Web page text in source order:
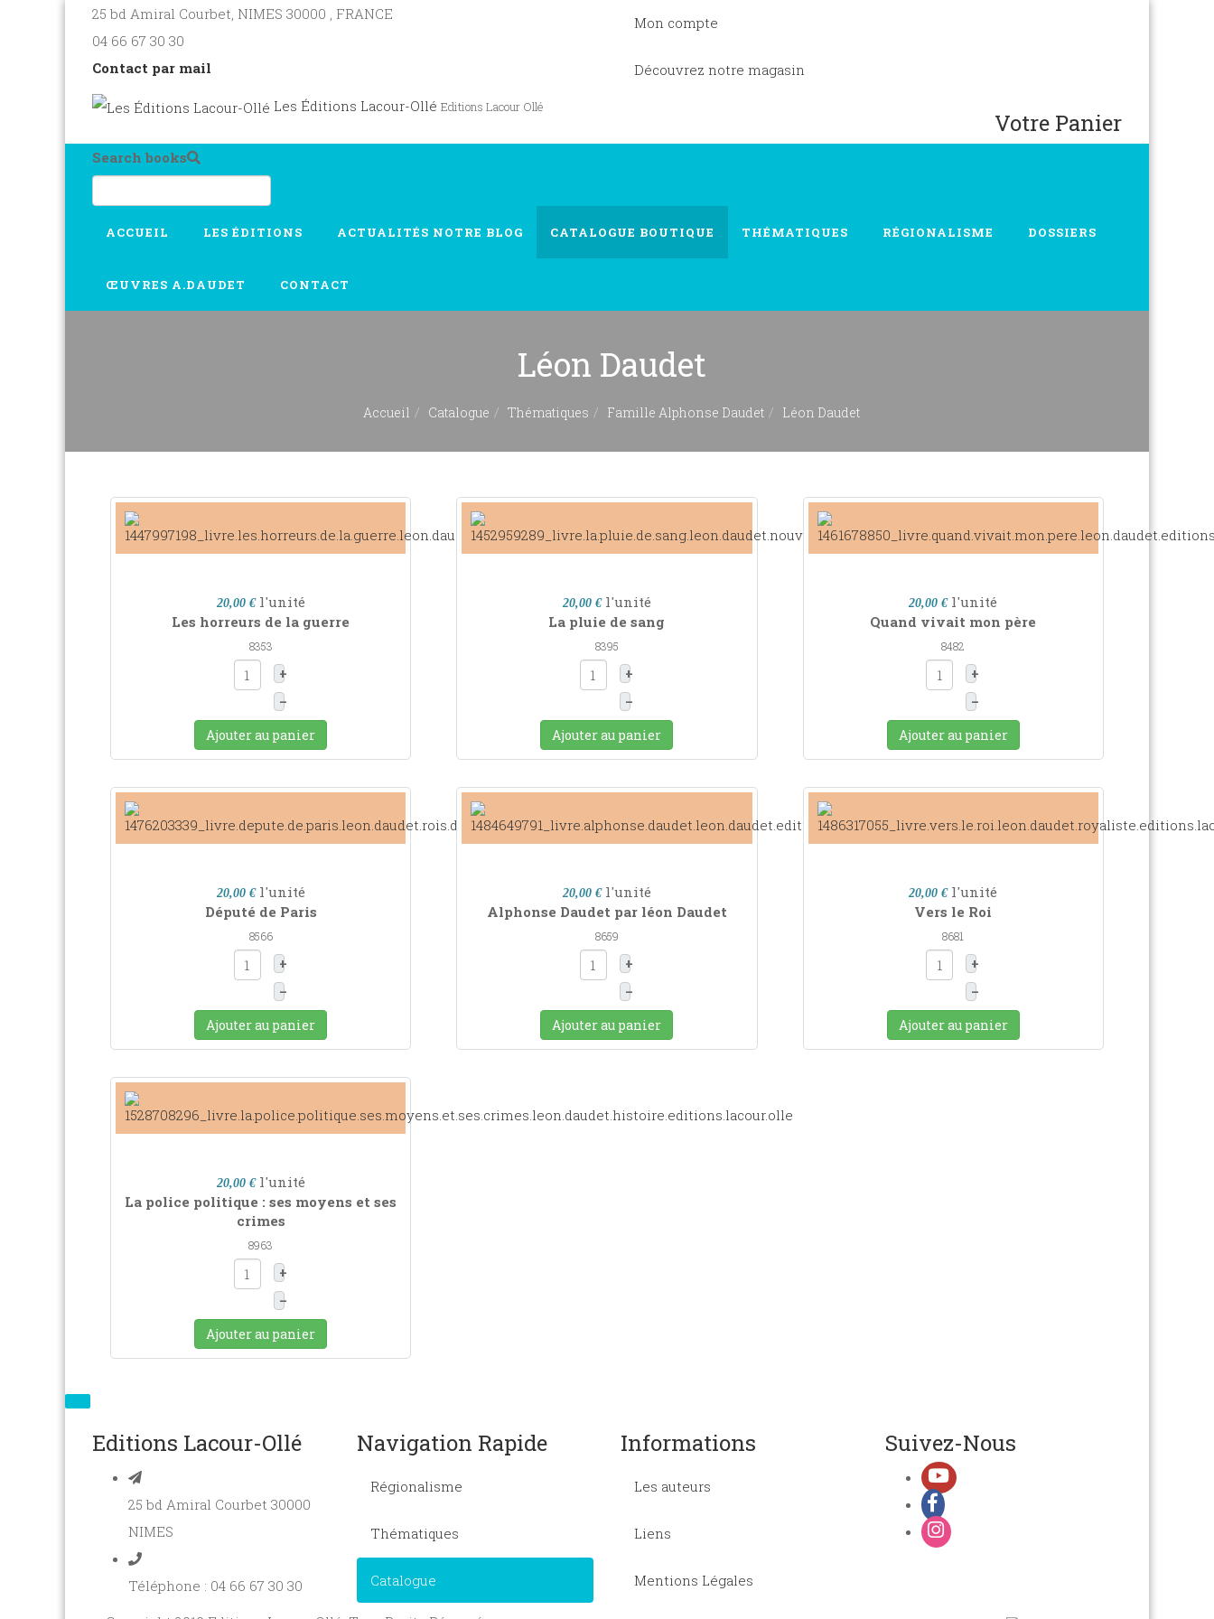
25 bd Amiral Courbet, NIMES 30000 , FRANCE
04 66 67 30 30
Contact par mail
Mon compte
Découvrez notre magasin
Les Éditions Lacour-Ollé Editions Lacour Ollé
Votre Panier
Search books
ACCUEIL LES ÉDITIONS ACTUALITÉS NOTRE BLOG CATALOGUE BOUTIQUE THÉMATIQUES RÉGIONALISME DOSSIERS
ŒUVRES A.DAUDET CONTACT
Léon Daudet
Accueil Catalogue Thématiques Famille Alphonse Daudet Léon Daudet
20,00 € l'unité
Les horreurs de la guerre
8353
+
–
Ajouter au panier
20,00 € l'unité
La pluie de sang
8395
+
–
Ajouter au panier
20,00 € l'unité
Quand vivait mon père
8482
+
–
Ajouter au panier
20,00 € l'unité
Député de Paris
8566
+
–
Ajouter au panier
20,00 € l'unité
Alphonse Daudet par léon Daudet
8659
+
–
Ajouter au panier
20,00 € l'unité
Vers le Roi
8681
+
–
Ajouter au panier
20,00 € l'unité
La police politique : ses moyens et ses
crimes
8963
+
–
Ajouter au panier
Editions Lacour-Ollé
25 bd Amiral Courbet 30000
NIMES
Téléphone : 04 66 67 30 30
Navigation Rapide
Régionalisme
Thématiques
Catalogue
Informations
Les auteurs
Liens
Mentions Légales
Suivez-Nous